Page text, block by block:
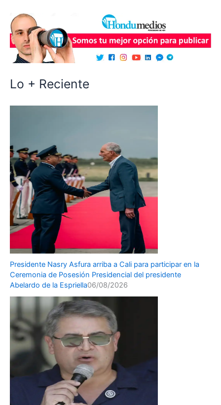
Lo + Reciente
Presidente Nasry Asfura arriba a Cali para participar en la
Ceremonia de Posesión Presidencial del presidente
Abelardo de la Espriella06/08/2026